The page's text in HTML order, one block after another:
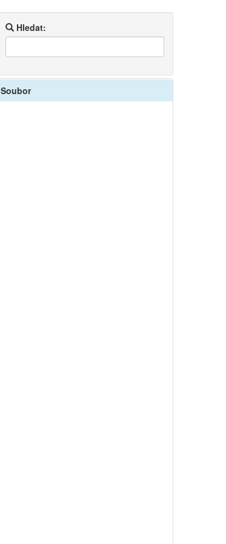
Hledat:
Soubor